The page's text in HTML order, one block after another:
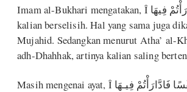
Imam al-Bukhari mengatakan, Î فَادَّارَأْتُمْ فِيهَا Ï berarti
kalian berselisih. Hal yang sama juga
Mujahid. Sedangkan menurut Atha’ al-
adh-Dhahhak, artinya kalian saling